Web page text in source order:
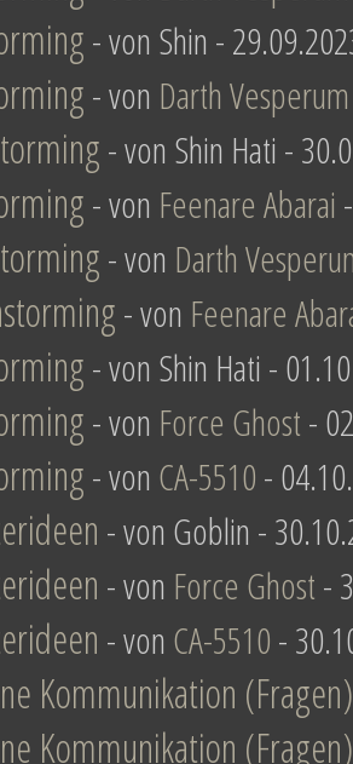
- von Shin -
- von Darth Vesperum
- von Shin Hati -
- von Feenare Abarai
- von Darth
- von Feenare
- von Shin Hati -
- von Force Ghost-
- von CA-5510-
- von Goblin -
- von Force Ghost-
- von CA-5510-
Kommunikation (Fragen)
Kommunikation (Fragen)